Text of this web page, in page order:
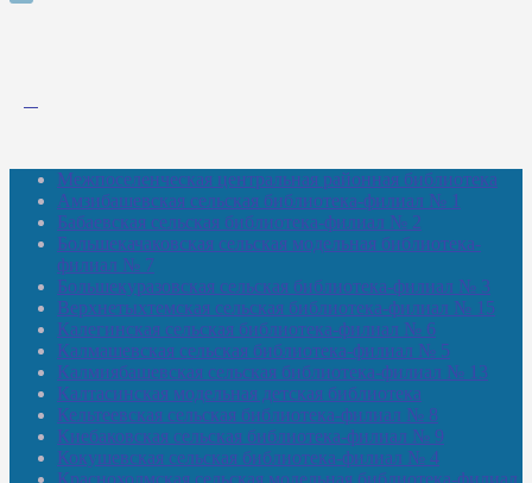
Межпоселенческая центральная районная библиотека
Амзибашевская сельская библиотека-филиал № 1
Бабаевская сельская библиотека-филиал № 2
Большекачаковская сельская модельная библиотека-
филиал № 7
Большекуразовская сельская библиотека-филиал № 3
Верхнетыхтемская сельская библиотека-филиал № 15
Калегинская сельская библиотека-филиал № 6
Калмашевская сельская библиотека-филиал № 5
Калмиябашевская сельская библиотека-филиал № 13
Калтасинская модельная детская библиотека
Кельтеевская сельская библиотека-филиал № 8
Киебаковская сельская библиотека-филиал № 9
Кокушевская сельская библиотека-филиал № 4